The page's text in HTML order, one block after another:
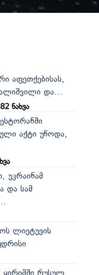
აფეთქებისას,
და...
ნახვა
აქტი უწოდა,
უკრაინამ
და სამ
ლიეტუვის